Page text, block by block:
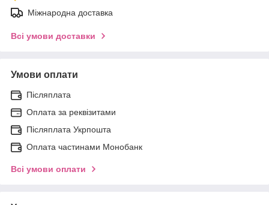
Міжнародна доставка
Всі умови доставки
Умови оплати
Післяплата
Оплата за реквізитами
Післяплата Укрпошта
Оплата частинами Монобанк
Всі умови оплати